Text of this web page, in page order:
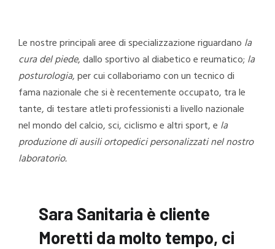
Le nostre principali aree di specializzazione riguardano la
cura del piede, dallo sportivo al diabetico e reumatico; la
posturologia, per cui collaboriamo con un tecnico di
fama nazionale che si è recentemente occupato, tra le
tante, di testare atleti professionisti a livello nazionale
nel mondo del calcio, sci, ciclismo e altri sport, e la
produzione di ausili ortopedici personalizzati nel nostro
laboratorio.
Sara Sanitaria è cliente
Moretti da molto tempo, ci